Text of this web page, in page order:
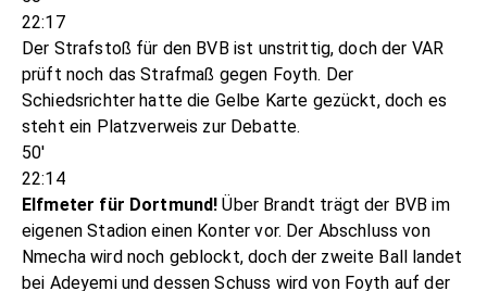
22:17
Der Strafstoß für den BVB ist unstrittig, doch der VAR
prüft noch das Strafmaß gegen Foyth. Der
Schiedsrichter hatte die Gelbe Karte gezückt, doch es
steht ein Platzverweis zur Debatte.
50'
22:14
Elfmeter für Dortmund! Über Brandt trägt der BVB im
eigenen Stadion einen Konter vor. Der Abschluss von
Nmecha wird noch geblockt, doch der zweite Ball landet
bei Adeyemi und dessen Schuss wird von Foyth auf der